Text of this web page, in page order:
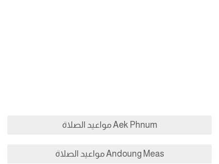
Aek Phnum مواعيد الصلاة
Andoung Meas مواعيد الصلاة